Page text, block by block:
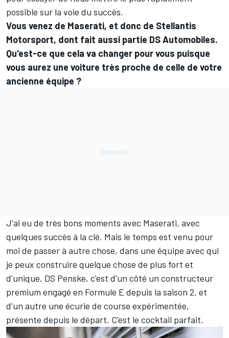
possible sur la voie du succès.
Vous venez de Maserati, et donc de Stellantis
Motorsport, dont fait aussi partie DS Automobiles.
Qu'est-ce que cela va changer pour vous puisque
vous aurez une voiture très proche de celle de votre
ancienne équipe ?
J'ai eu de très bons moments avec Maserati, avec
quelques succès à la clé. Mais le temps est venu pour
moi de passer à autre chose, dans une équipe avec qui
je peux construire quelque chose de plus fort et
d'unique. DS Penske, c'est d'un côté un constructeur
premium engagé en Formule E depuis la saison 2, et
d'un autre une écurie de course expérimentée,
présente depuis le départ. C'est le cocktail parfait.